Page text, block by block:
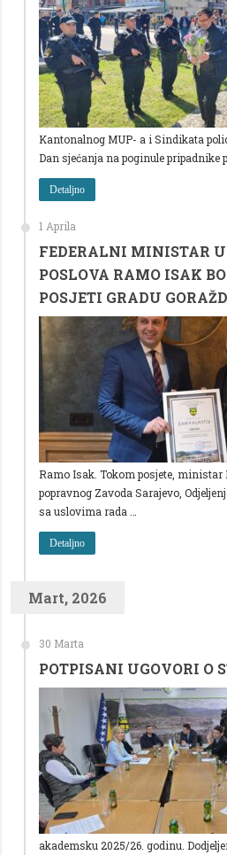
Kantonalnog MUP- a i Sindikata
Dan sjećanja na poginule pripadnike
Detaljno
1 Aprila
FEDERALNI MINISTAR
POSLOVA RAMO ISAK
POSJETI GRADU
Ramo Isak. Tokom posjete, ministar
popravnog Zavoda Sarajevo,
sa uslovima rada …
Detaljno
Mart, 2026
30 Marta
POTPISANI UGOVORI O
akademsku 2025/26. godinu.